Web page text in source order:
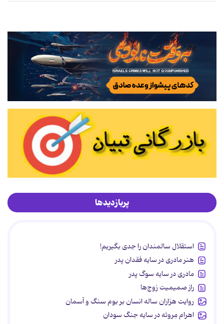
پربازدیدها
استقلال سالمندان را جدی بگیریم!
هنر مادری در سایه‌ فقدان پدر
مادری در سایه سوگ پدر
راز صمیمیت زوج‌ها
روایت هزاران ساله انسان بر بوم سنگ و آسمان
اهرام مِروئه در سایه جنگ سودان